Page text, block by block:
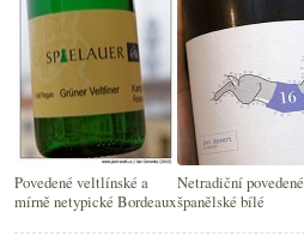
Povedené veltlínské a
mírně netypické Bordeaux
Netradiční povedené
španělské bílé